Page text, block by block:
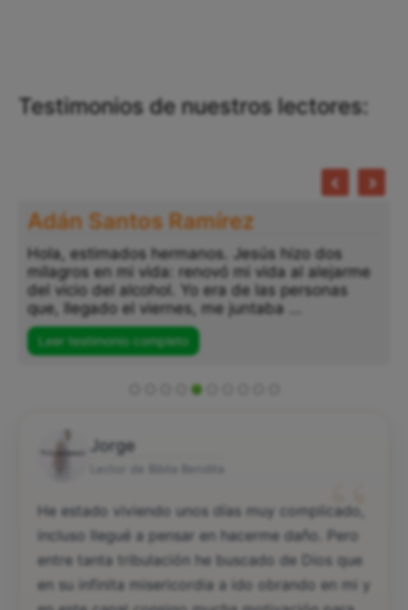
Testimonios de nuestros lectores:
Adán Santos Ramírez
Hola, estimados hermanos. Jesús hizo dos
milagros en mi vida: renovó mi vida al alejarme
del vicio del alcohol. Yo era de las personas
que, llegado el viernes, me juntaba ...
Leer testimonio completo
Jorge
“
He estado viviendo unos días muy complicado,
incluso llegué a pensar en hacerme daño. Pero
entre tanta tribulación he buscado de Dios que
en su infinita misericordia a ido obrando en mi y